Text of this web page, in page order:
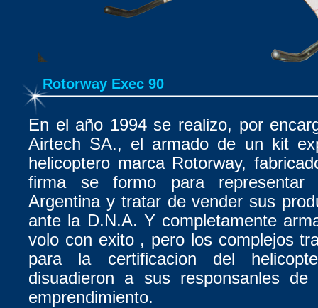
Rotorway Exec 90
En el año 1994 se realizo, por
Airtech SA., el armado de un kit
helicoptero marca Rotorway,
firma se formo para
Argentina y tratar de vender sus
ante la D.N.A. Y completamente
volo con exito , pero los complejos
para la certificacion del
disuadieron a sus responsanles
emprendimiento.